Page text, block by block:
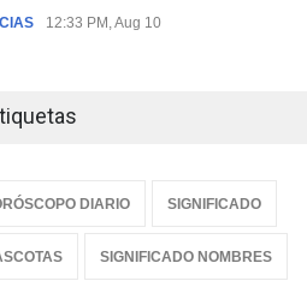
12:33 PM, Aug 10
DIARIO SIGNIFICADO
SIGNIFICADO NOMBRES